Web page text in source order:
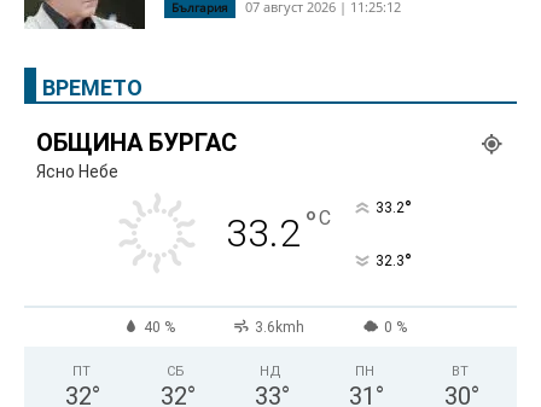
България 07 август 2026 | 11:25:12
ВРЕМЕТО
ОБЩИНА БУРГАС
Ясно Небе
33.2°C 33.2°
32.3°
40 % 3.6kmh 0 %
ПТ
32°
СБ
32°
НД
33°
ПН
31 °
ВТ
30°